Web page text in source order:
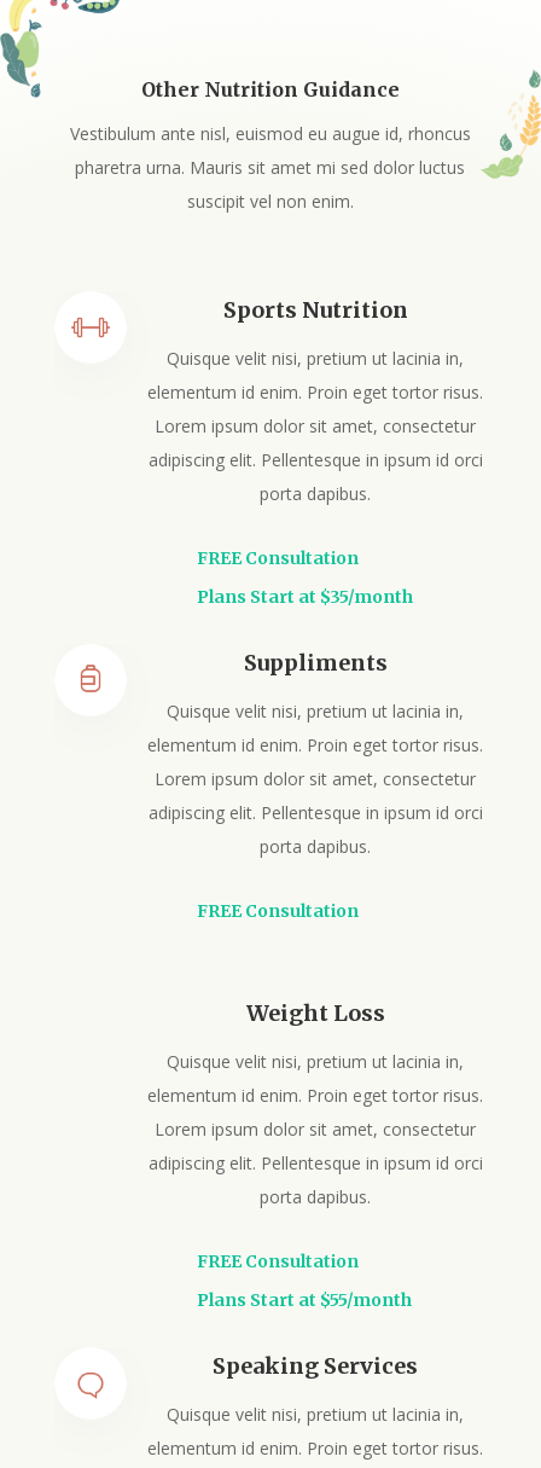
Other Nutrition Guidance
Vestibulum ante nisl, euismod eu augue id, rhoncus
pharetra urna. Mauris sit amet mi sed dolor luctus
suscipit vel non enim.
Sports Nutrition
Quisque velit nisi, pretium ut lacinia in,
elementum id enim. Proin eget tortor risus.
Lorem ipsum dolor sit amet, consectetur
adipiscing elit. Pellentesque in ipsum id orci
porta dapibus.
FREE Consultation
Plans Start at $35/month
Suppliments
Quisque velit nisi, pretium ut lacinia in,
elementum id enim. Proin eget tortor risus.
Lorem ipsum dolor sit amet, consectetur
adipiscing elit. Pellentesque in ipsum id orci
porta dapibus.
FREE Consultation
Weight Loss
Quisque velit nisi, pretium ut lacinia in,
elementum id enim. Proin eget tortor risus.
Lorem ipsum dolor sit amet, consectetur
adipiscing elit. Pellentesque in ipsum id orci
porta dapibus.
FREE Consultation
Plans Start at $55/month
Speaking Services
Quisque velit nisi, pretium ut lacinia in,
elementum id enim. Proin eget tortor risus.